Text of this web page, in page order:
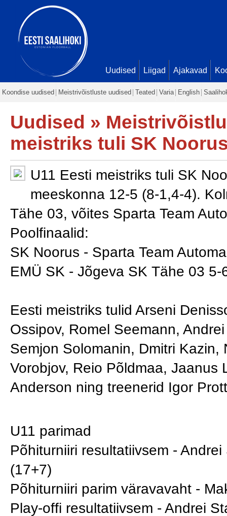
Uudised Liigad Ajakavad
Koondise uudised Meistrivõistluste uudised Teated Varia English
Uudised »
meistriks tuli SK
U11 Eesti meistriks tuli SK
meeskonna 12-5 (8-1,4-4).
Tähe 03, võites Sparta Team
Poolfinaalid:
SK Noorus - Sparta Team
EMÜ SK - Jõgeva SK Tähe 03 5-
Eesti meistriks tulid Arseni
Ossipov, Romel Seemann,
Semjon Solomanin, Dmitri
Vorobjov, Reio Põldmaa, Jaanus
Anderson ning treenerid Igor
U11 parimad
Põhiturniiri resultatiivsem -
(17+7)
Põhiturniiri parim väravavaht -
Play-offi resultatiivsem - Andrei